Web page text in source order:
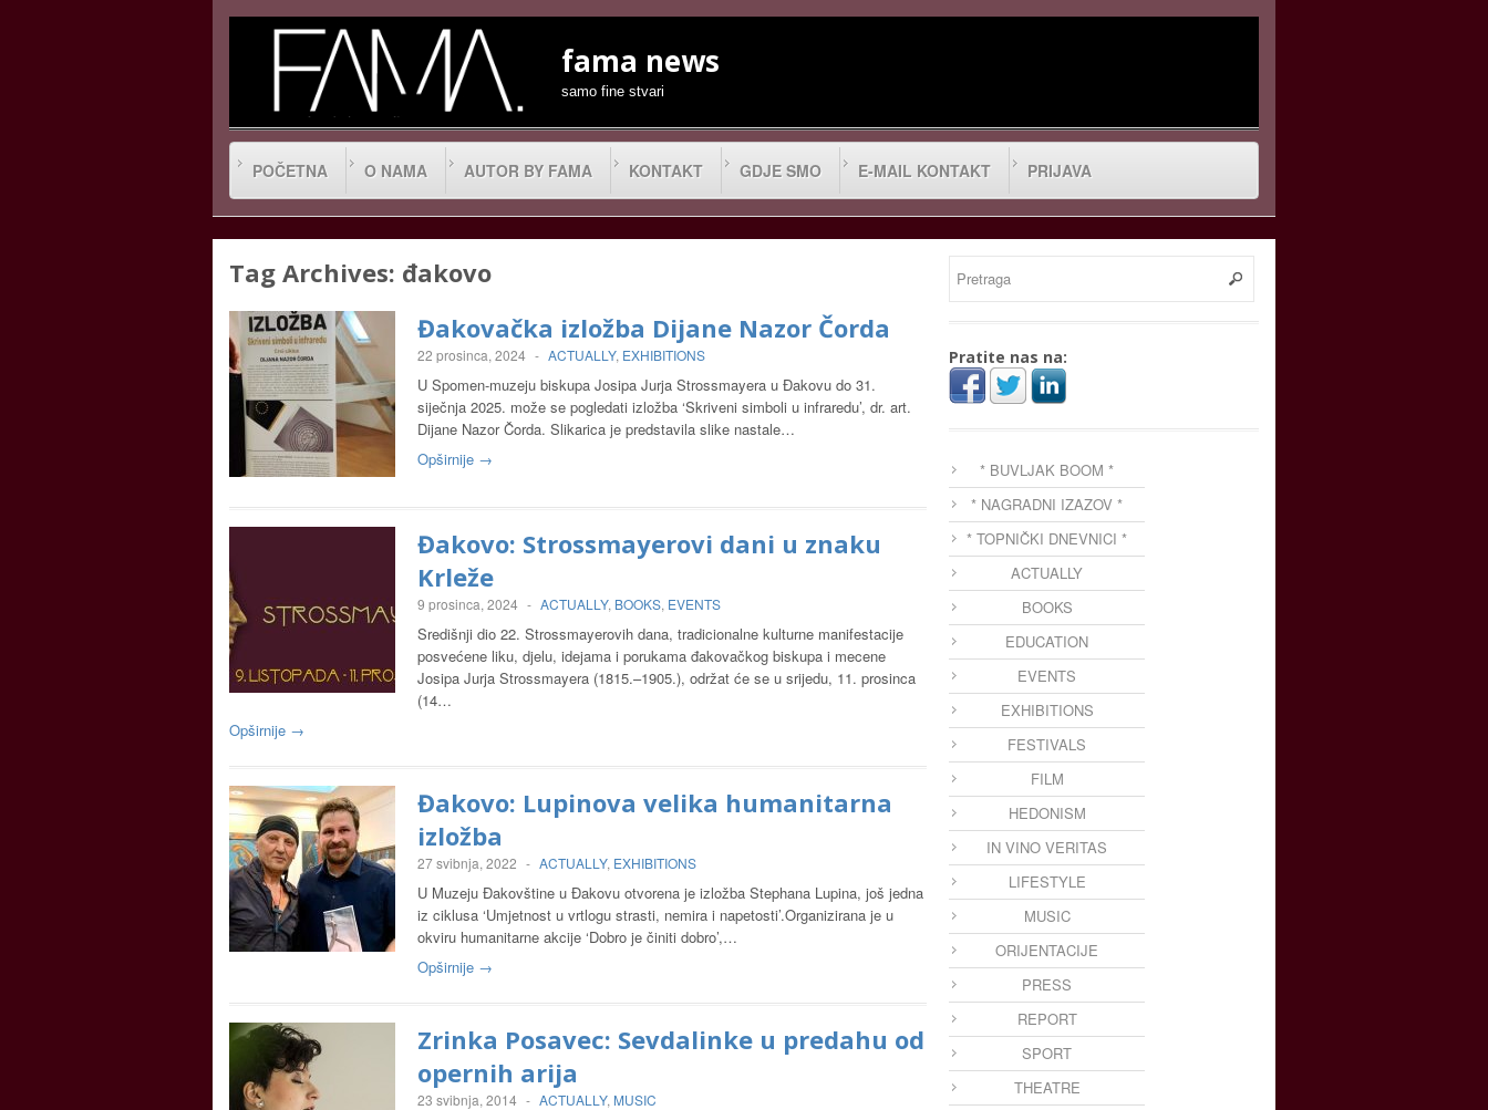
fama news
samo fine stvari
POČETNA O NAMA AUTOR BY FAMA KONTAKT GDJE SMO E-MAIL KONTAKT PRIJAVA
Tag Archives: đakovo
Đakovačka izložba Dijane Nazor Čorda
22 prosinca, 2024 - ACTUALLY, EXHIBITIONS
U Spomen-muzeju biskupa Josipa Jurja Strossmayera u Đakovu do 31.
siječnja 2025. može se pogledati izložba ‘Skriveni simboli u infraredu’, dr. art.
Dijane Nazor Čorda. Slikarica je predstavila slike nastale…
Opširnije →
Đakovo: Strossmayerovi dani u znaku
Krleže
9 prosinca, 2024 - ACTUALLY, BOOKS, EVENTS
Središnji dio 22. Strossmayerovih dana, tradicionalne kulturne manifestacije
posvećene liku, djelu, idejama i porukama đakovačkog biskupa i mecene
Josipa Jurja Strossmayera (1815.–1905.), održat će se u srijedu, 11. prosinca
(14…
Opširnije →
Đakovo: Lupinova velika humanitarna
izložba
27 svibnja, 2022 - ACTUALLY, EXHIBITIONS
U Muzeju Đakovštine u Đakovu otvorena je izložba Stephana Lupina, još jedna
iz ciklusa ‘Umjetnost u vrtlogu strasti, nemira i napetosti’.Organizirana je u
okviru humanitarne akcije ‘Dobro je činiti dobro’,…
Opširnije →
Zrinka Posavec: Sevdalinke u predahu od
opernih arija
23 svibnja, 2014 - ACTUALLY, MUSIC
Pratite nas na:
* BUVLJAK BOOM *
* NAGRADNI IZAZOV *
* TOPNIČKI DNEVNICI *
ACTUALLY
BOOKS
EDUCATION
EVENTS
EXHIBITIONS
FESTIVALS
FILM
HEDONISM
IN VINO VERITAS
LIFESTYLE
MUSIC
ORIJENTACIJE
PRESS
REPORT
SPORT
THEATRE